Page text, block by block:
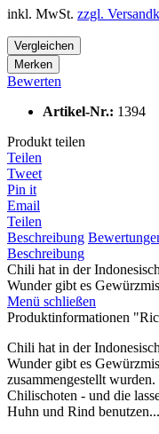
inkl. MwSt. zzgl.
Vergleichen
Merken
Bewerten
Artikel-Nr.: 1394
Produkt teilen
Teilen
Tweet
Pin it
Email
Teilen
Beschreibung
Beschreibung
Chili hat in der
Wunder gibt es
Menü schließen
Produktinformationen
Chili hat in der
Wunder gibt es
zusammengestellt
Chilischoten - und die
Huhn und Rind benutzen...